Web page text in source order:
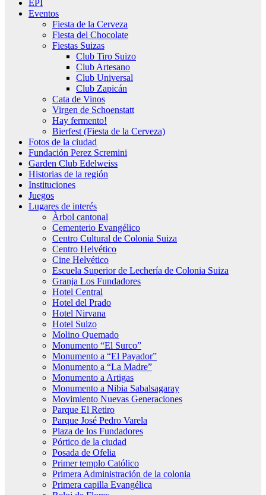
EPI
Eventos
Fiesta de la Cerveza
Fiesta del Chocolate
Fiestas Suizas
Club Tiro Suizo
Club Artesano
Club Universal
Club Zapicán
Cata de Vinos
Virgen de Schoenstatt
Hay fermento!
Bierfest (Fiesta de la Cerveza)
Fotos de la ciudad
Fundación Perez Scremini
Garden Club Edelweiss
Historias de la región
Instituciones
Juegos
Lugares de interés
Àrbol cantonal
Cementerio Evangélico
Centro Cultural de Colonia Suiza
Centro Helvético
Cine Helvético
Escuela Superior de Lechería de Colonia Suiza
Granja Los Fundadores
Hotel Central
Hotel del Prado
Hotel Nirvana
Hotel Suizo
Molino Quemado
Monumento “El Surco”
Monumento a “El Payador”
Monumento a “La Madre”
Monumento a Artigas
Monumento a Nibia Sabalsagaray
Movimiento Nuevas Generaciones
Parque El Retiro
Parque José Pedro Varela
Plaza de los Fundadores
Pórtico de la ciudad
Posada de Ofelia
Primer templo Católico
Primera Administración de la colonia
Primera capilla Evangélica